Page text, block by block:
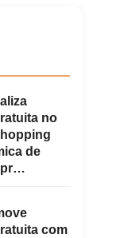
no
de
com